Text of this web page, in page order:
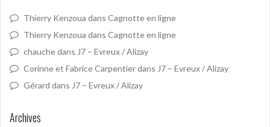
Thierry Kenzoua dans Cagnotte en ligne
Thierry Kenzoua dans Cagnotte en ligne
chauchedans J7 – Evreux / Alizay
Corinne et Fabrice Carpentierdans J7 – Evreux / Alizay
Gérard dans J7 – Evreux / Alizay
Archives